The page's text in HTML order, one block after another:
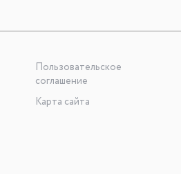
Пользовательское
соглашение
Карта сайта